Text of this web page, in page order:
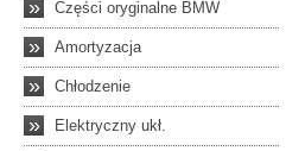
» Części oryginalne BMW
» Amortyzacja
» Chłodzenie
» Elektryczny ukł.